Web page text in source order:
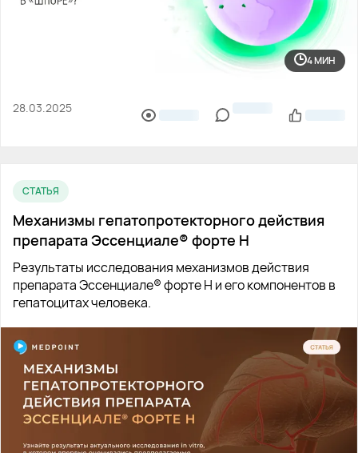
4 МИН
28.03.2025
СТАТЬЯ
Механизмы гепатопротекторного действия
препарата Эссенциале® форте Н
Результаты исследования механизмов действия
препарата Эссенциале® форте Н и его компонентов в
гепатоцитах человека.